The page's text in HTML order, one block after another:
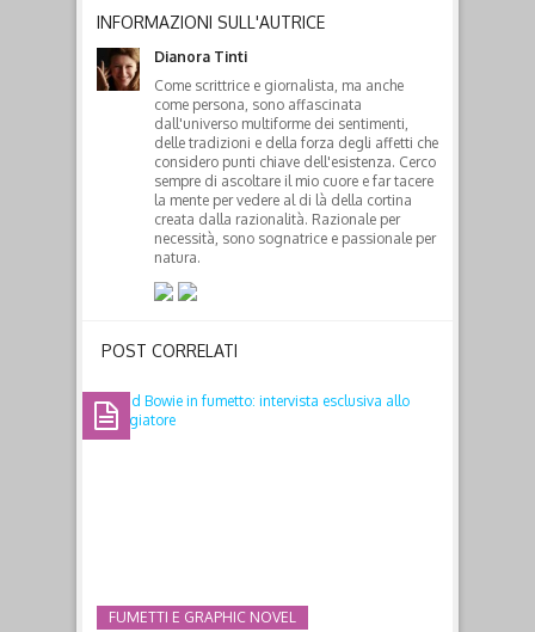
INFORMAZIONI SULL'AUTRICE
Dianora Tinti
Come scrittrice e giornalista, ma anche
come persona, sono affascinata
dall'universo multiforme dei sentimenti,
delle tradizioni e della forza degli affetti che
considero punti chiave dell'esistenza. Cerco
sempre di ascoltare il mio cuore e far tacere
la mente per vedere al di là della cortina
creata dalla razionalità. Razionale per
necessità, sono sognatrice e passionale per
natura.
POST CORRELATI
FUMETTI E GRAPHIC NOVEL